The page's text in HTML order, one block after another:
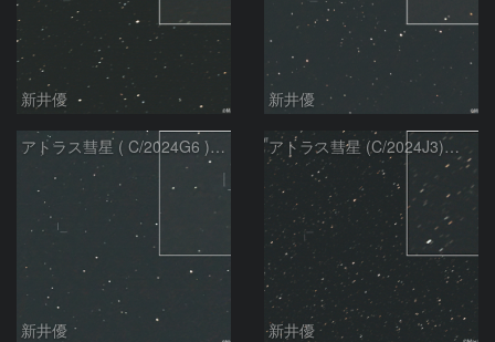
新井優 新井優
アトラス彗星 ( C/2024G6 )：2026/07/09
新井優
アトラス彗星 (C/2024J3)：2026/07/09
新井優